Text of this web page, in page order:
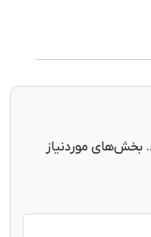
بخش‌های موردنیاز